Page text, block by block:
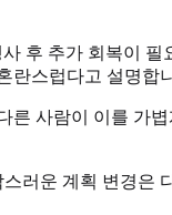
후 추가 회복이
란스럽다고 설명합
사람이 이를 가
러운 계획 변경은